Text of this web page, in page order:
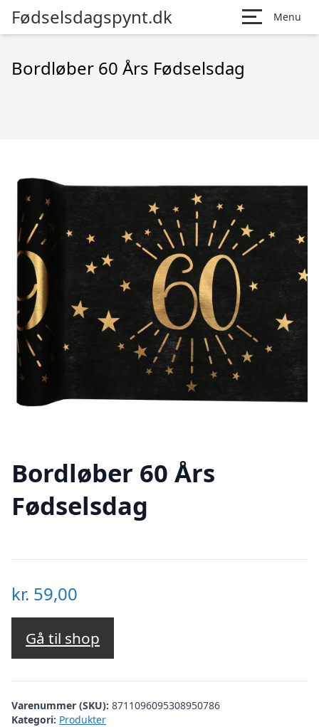
Fødselsdagspynt.dk Menu
Bordløber 60 Års Fødselsdag
Bordløber 60 Års
Fødselsdag
kr. 59,00
Gå til shop
Varenummer (SKU): 8711096095308950786
Kategori: Produkter